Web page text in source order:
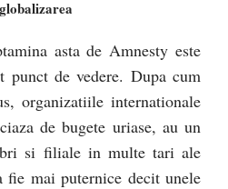
asta de Amnesty este
de vedere. Dupa cum
organizatiile internationale
de bugete uriase, au un
si filiale in multe tari ale
mai puternice decit unele